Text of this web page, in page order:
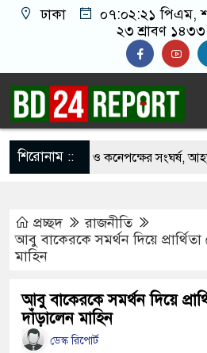
ঢাকা ০৭:০২:২২ পিএম,
২৩ শ্রাবণ ১৪৩৩
শিরোনাম ::
খাবার নিয়ে বর ও কনেপক্ষের সংঘর্ষ, আহত
শঙ্কায় দেশজুড়ে পুলিশের সতর্কতা জারি
আ.লীগের গোপন বৈঠক থেকে গ্রেপ্তার
যুবদল সভাপতি আটক, ভিডিও ভাইরাল
দায়ী থাকবে জামায়াত-এনসিপি:
প্রচ্ছদ
রাজনীতি
আবু বাকেরকে সমর্থন দিয়ে
মাহিন
আবু বাকেরকে সমর্থন দিয়ে
দাঁড়ালেন মাহিন
ডেস্ক রিপোর্ট